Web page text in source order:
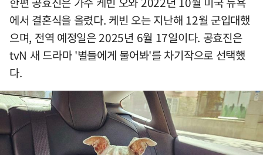
에서 결혼식을 올렸다. 케빈 오는 지난해 12월 군입대했
으며, 전역 예정일은 2025년 6월 17일이다. 공효진은
tvN 새 드라마 '별들에게 물어봐'를 차기작으로 선택했
다.